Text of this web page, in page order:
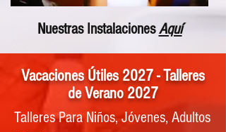
Nuestras InstalacionesAquí
Vacaciones Útiles 2027 - Talleres
de Verano 2027
Talleres Para Niños, Jóvenes, Adultos